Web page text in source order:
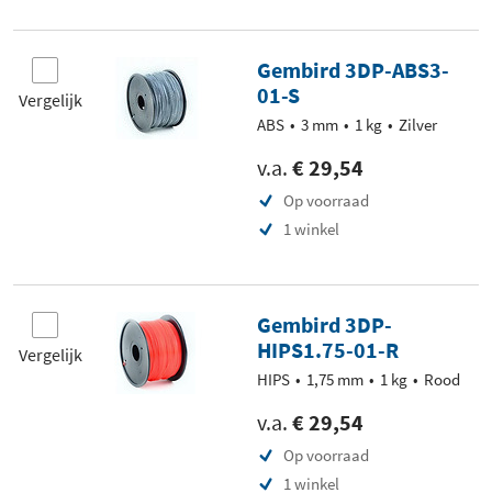
Vergelijk
Gembird 3DP-ABS3-
01-S
ABS 3 mm 1 kg Zilver
v.a. € 29,54
Op voorraad
1 winkel
Vergelijk
Gembird 3DP-
HIPS1.75-01-R
HIPS 1,75 mm 1 kg Rood
v.a. € 29,54
Op voorraad
1 winkel